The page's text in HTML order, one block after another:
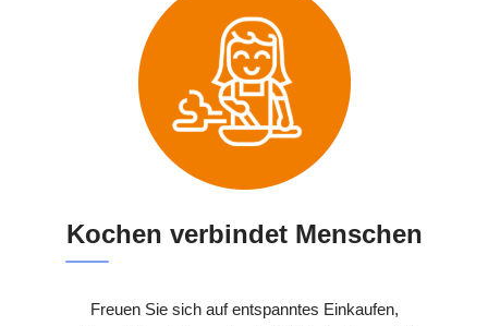
Kochen verbindet Menschen
Freuen Sie sich auf entspanntes Einkaufen,